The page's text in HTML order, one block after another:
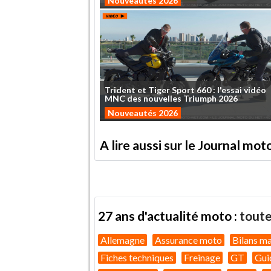
Trident et TigerSport 660: l'essaividéo
MNCdesnouvelles Triumph2026
Nouveautés 2026
A lire aussi sur le Journal
27 ans d'actualité moto :
Allemagne Assurance moto
Bilans
Fiches techniques
Freinage GT